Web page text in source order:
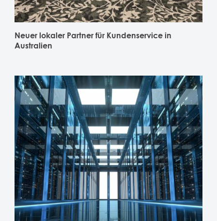
Neuer lokaler Partner für Kundenservice in
Australien